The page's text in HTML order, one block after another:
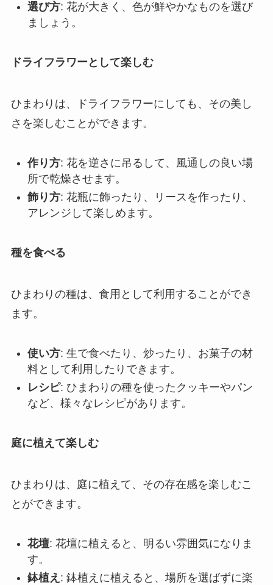
選び方: 花が大きく、色が鮮やかなものを選び
ましょう。
ドライフラワーとして楽しむ
ひまわりは、ドライフラワーにしても、その美し
さを楽しむことができます。
作り方: 花を逆さに吊るして、風通しの良い場
所で乾燥させます。
飾り方: 花瓶に飾ったり、リースを作ったり、
アレンジして楽しめます。
種を食べる
ひまわりの種は、食用として利用することができ
ます。
使い方: 生で食べたり、炒ったり、お菓子の材
料として利用したりできます。
レシピ: ひまわりの種を使ったクッキーやパン
など、様々なレシピがあります。
庭に植えて楽しむ
ひまわりは、庭に植えて、その存在感を楽しむこ
とができます。
花壇: 花壇に植えると、明るい雰囲気になりま
す。
鉢植え : 鉢植えに植えると、場所を選ばずに楽